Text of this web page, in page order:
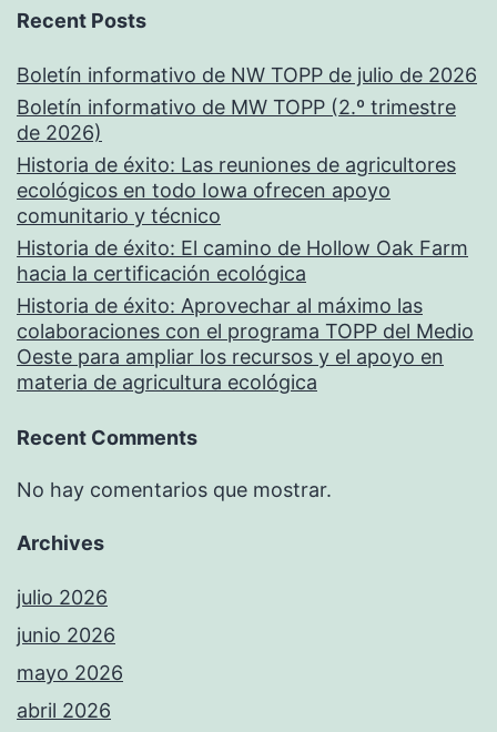
Recent Posts
Boletín informativo de NW TOPP de julio de 2026
Boletín informativo de MW TOPP (2.º trimestre
de 2026)
Historia de éxito: Las reuniones de agricultores
ecológicos en todo Iowa ofrecen apoyo
comunitario y técnico
Historia de éxito: El camino de Hollow Oak Farm
hacia la certificación ecológica
Historia de éxito: Aprovechar al máximo las
colaboraciones con el programa TOPP del Medio
Oeste para ampliar los recursos y el apoyo en
materia de agricultura ecológica
Recent Comments
No hay comentarios que mostrar.
Archives
julio 2026
junio 2026
mayo 2026
abril 2026